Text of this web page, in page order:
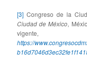
[3] Congreso de la
Ciudad de México,
https://